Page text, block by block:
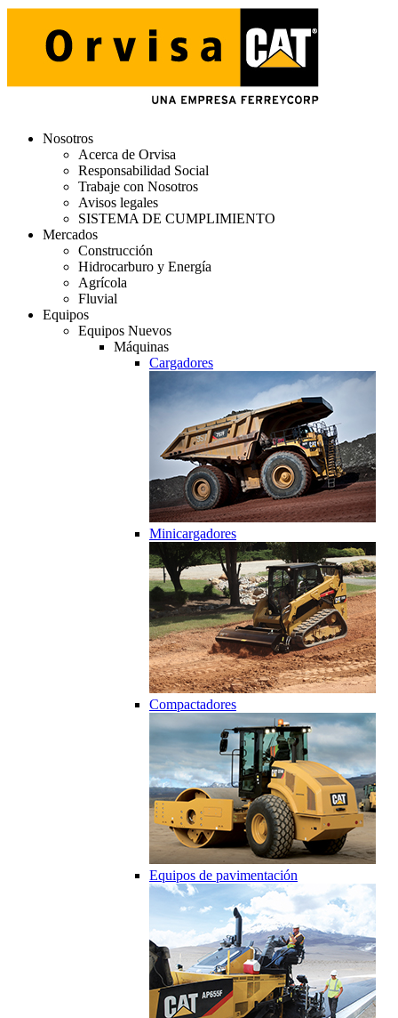
Nosotros
Acerca de Orvisa
Responsabilidad Social
Trabaje con Nosotros
Avisos legales
SISTEMA DE CUMPLIMIENTO
Mercados
Construcción
Hidrocarburo y Energía
Agrícola
Fluvial
Equipos
Equipos Nuevos
Máquinas
Cargadores
Minicargadores
Compactadores
Equipos de pavimentación